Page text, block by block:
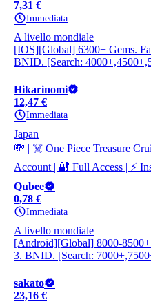
7,31 €
Immediata
A livello mondiale
[IOS][Global] 6300+ Gems.
BNID. [Search:
Hikarinomi
12,47 €
Immediata
Japan
💸 | ☠️ One Piece Treasure
Account | 🔐 Full Access | ⚡
Qubee
0,78 €
Immediata
A livello mondiale
[Android][Global] 8000-
3. BNID. [Search:
sakato
23,16 €